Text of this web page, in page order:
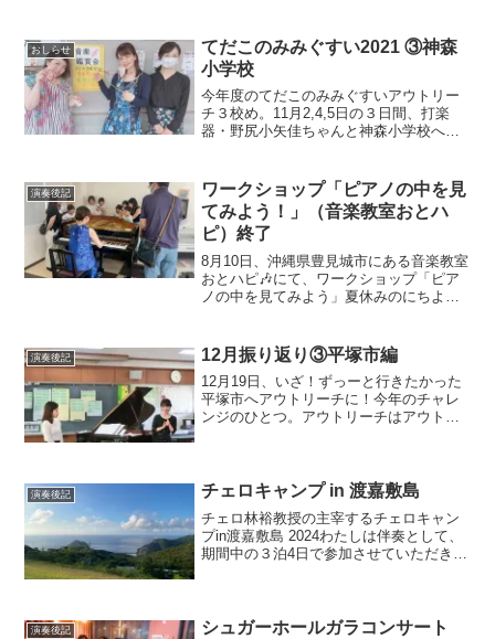
の家 / 夢の世界を・前奏曲op.3-2・「愛の
妙...
おしらせ
てだこのみみぐすい2021 ③神森
小学校
今年度のてだこのみみぐすいアウトリー
チ３校め。11月2,4,5日の３日間、打楽
器・野尻小矢佳ちゃんと神森小学校へ。5
ル）・剣の舞（ハチャトゥリアン）・卵
の殻をつけたひ...
演奏後記
ワークショップ「ピアノの中を見
てみよう！」（音楽教室おとハ
ピ）終了
8月10日、沖縄県豊見城市にある音楽教室
おとハピ🎶にて、ワークショップ「ピア
ノの中を見てみよう」夏休みのにちよう
ョップ講師としてお招きいただきまし
た。おとハピ主宰の榎...
演奏後記 12月振り返り③平塚市編
12月19日、いざ！ずっーと行きたかった
平塚市へアウトリーチに！今年のチャレ
ンジのひとつ。アウトリーチはアウトリ
ながらの進行でしたが...
演奏後記 チェロキャンプ in 渡嘉敷島
チェロ林裕教授の主宰するチェロキャン
プin渡嘉敷島 2024わたしは伴奏として、
期間中の３泊4日で参加させていただきま
きて有意義な...
演奏後記
シュガーホールガラコンサート